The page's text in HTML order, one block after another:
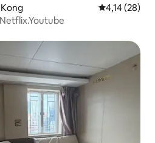
Średnia
4,14 (28)